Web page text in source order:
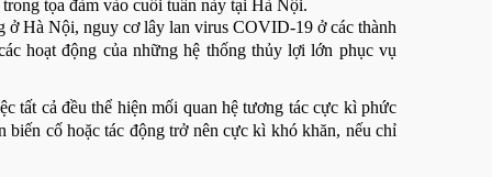
tọa đàm vào cuối tuần này tại Hà Nội.
Hà Nội, nguy cơ lây lan virus COVID-19 ở các thành
hoạt động của những hệ thống thủy lợi lớn phục vụ
tất cả đều thể hiện mối quan hệ tương tác cực kì phức
cố hoặc tác động trở nên cực kì khó khăn, nếu chỉ